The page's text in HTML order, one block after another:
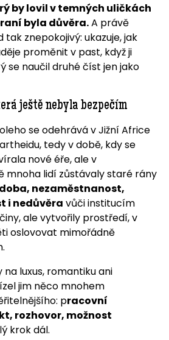
by lovil v temných uličkách
byla důvěra.A právě
znepokojivý: ukazuje, jak
proměnit v past, když ji
se naučil druhé číst jen jako
ještě nebyla bezpečím
se odehrává v Jižní Africe
tedy v době, kdy se
nové éře, ale v
mnoha lidí zůstávaly staré rány
nezaměstnanost,
i nedůvěra vůči institucím
ale vytvořily prostředí, v
oslovovat mimořádně
na luxus, romantiku ani
jim něco mnohem
pracovní
rozhovor, možnost
krok dál.